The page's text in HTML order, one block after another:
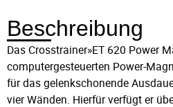
Beschreibung
Das Crosstrainer»ET 620 Power
computergesteuerten Power-
für das gelenkschonende
vier Wänden. Hierfür verfügt er